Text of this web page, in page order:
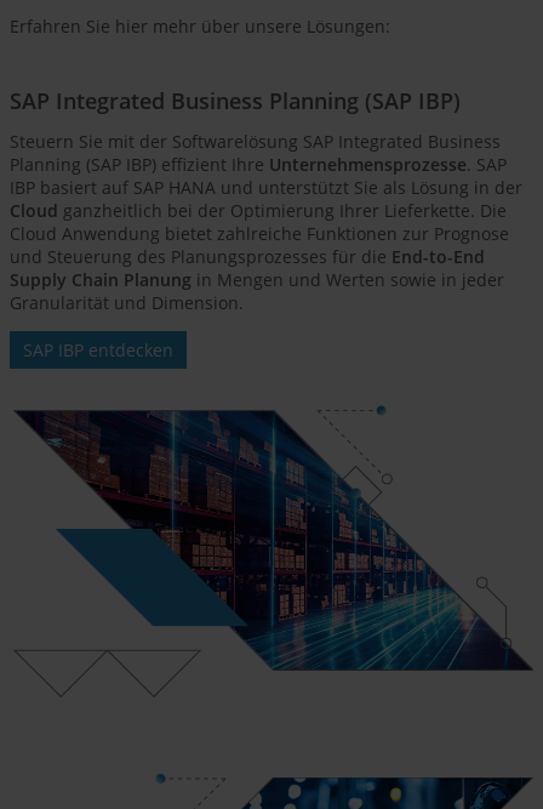
Erfahren Sie hier mehr über unsere Lösungen:
SAP Integrated Business Planning (SAP IBP)
Steuern Sie mit der Softwarelösung SAP Integrated Business
Planning (SAP IBP) effizient Ihre Unternehmensprozesse. SAP
IBP basiert auf SAP HANA und unterstützt Sie als Lösung in der
Cloud ganzheitlich bei der Optimierung Ihrer Lieferkette. Die
Cloud Anwendung bietet zahlreiche Funktionen zur Prognose
und Steuerung des Planungsprozesses für die End-to-End
Supply Chain Planung in Mengen und Werten sowie in jeder
Granularität und Dimension.
SAP IBP entdecken